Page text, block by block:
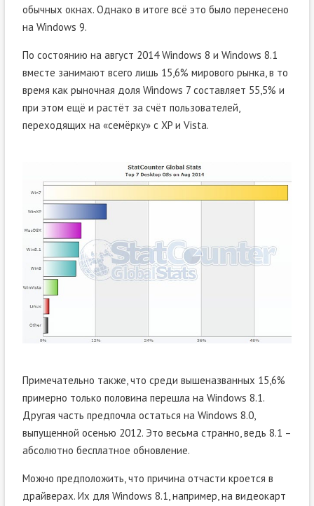
обычных окнах. Однако в итоге всё это было перенесено
на Windows 9.
По состоянию на август 2014 Windows 8 и Windows 8.1
вместе занимают всего лишь 15,6% мирового рынка, в то
время как рыночная доля Windows 7 составляет 55,5% и
при этом ещё и растёт за счёт пользователей,
переходящих на «семёрку» с XP и Vista.
Примечательно также, что среди вышеназванных 15,6%
примерно только половина перешла на Windows 8.1.
Другая часть предпочла остаться на Windows 8.0,
выпущенной осенью 2012. Это весьма странно, ведь 8.1 –
абсолютно бесплатное обновление.
Можно предположить, что причина отчасти кроется в
драйверах. Их для Windows 8.1, например, на видеокарт